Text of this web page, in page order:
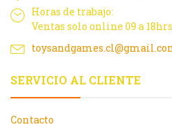
Horas de trabajo:
Ventas solo online 09 a 18hrs
SERVICIO AL CLIENTE
Contacto